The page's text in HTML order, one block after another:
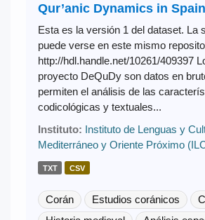
Qur’anic Dynamics in
Esta es la versión 1 del dataset. La
puede verse en este mismo
http://hdl.handle.net/10261/409397
proyecto DeQuDy son datos en
permiten el análisis de las
codicológicas y textuales...
Instituto: Instituto de Lenguas y
Mediterráneo y Oriente Próximo
TXT CSV
Corán Estudios coránicos